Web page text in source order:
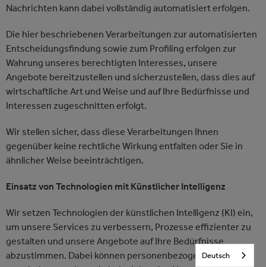
Nachrichten kann dabei vollständig automatisiert erfolgen.
Die hier beschriebenen Verarbeitungen zur automatisierten
Entscheidungsfindung sowie zum Profiling erfolgen zur
Wahrung unseres berechtigten Interesses, unsere
Angebote bereitzustellen und sicherzustellen, dass dies auf
wirtschaftliche Art und Weise und auf Ihre Bedürfnisse und
Interessen zugeschnitten erfolgt.
Wir stellen sicher, dass diese Verarbeitungen Ihnen
gegenüber keine rechtliche Wirkung entfalten oder Sie in
ähnlicher Weise beeinträchtigen.
Einsatz von Technologien mit Künstlicher Intelligenz
Wir setzen Technologien der künstlichen Intelligenz (KI) ein,
um unsere Services zu verbessern, Prozesse effizienter zu
gestalten und unsere Angebote auf Ihre Bedürfnisse
abzustimmen. Dabei können personenbezogene Daten
Deutsch